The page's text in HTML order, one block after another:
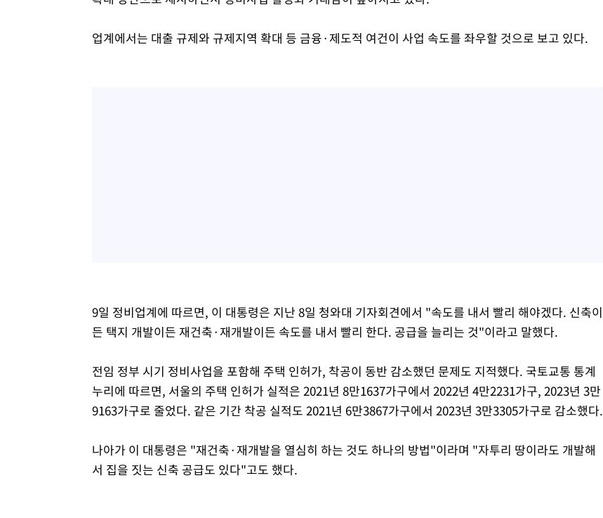
업계에서는 대출 규제와 규제지역 확대 등 금융·제도적 여건이 사업 속도를 좌우할 것으로 보고 있다.
9일 정비업계에 따르면, 이 대통령은 지난 8일 청와대 기자회견에서 "속도를 내서 빨리 해야겠다. 신축이
든 택지 개발이든 재건축·재개발이든 속도를 내서 빨리 한다. 공급을 늘리는 것"이라고 말했다.
전임 정부 시기 정비사업을 포함해 주택 인허가, 착공이 동반 감소했던 문제도 지적했다. 국토교통 통계
누리에 따르면, 서울의 주택 인허가 실적은 2021년 8만1637가구에서 2022년 4만2231가구, 2023년 3만
9163가구로 줄었다. 같은 기간 착공 실적도 2021년 6만3867가구에서 2023년 3만3305가구로 감소했다.
나아가 이 대통령은 "재건축·재개발을 열심히 하는 것도 하나의 방법"이라며 "자투리 땅이라도 개발해
서 집을 짓는 신축 공급도 있다"고도 했다.